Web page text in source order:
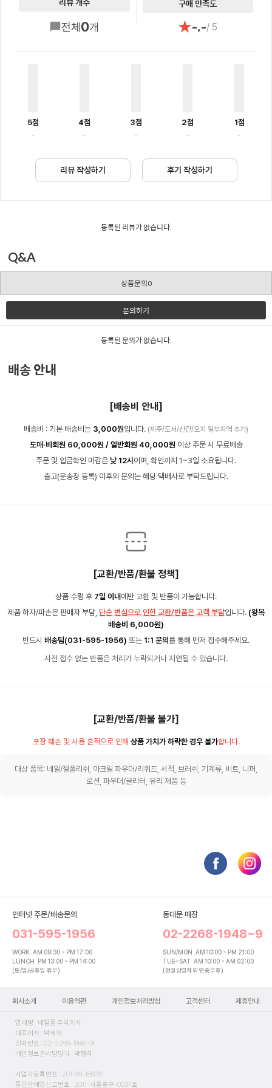
리뷰 개수
전체0개
구매 만족도
★-.-/ 5
5점
-
4점
-
3점
-
2점
-
1점
-
리뷰 작성하기 후기 작성하기
등록된 리뷰가 없습니다.
Q&A
상품문의0
문의하기
등록된 문의가 없습니다.
배송 안내
[배송비 안내]
배송비 : 기본 배송비는 3,000원입니다. (제주/도서/산간/오지 일부지역 추가)
도매·비회원 60,000원 / 일반회원 40,000원 이상 주문 시 무료배송
주문 및 입금확인 마감은 낮 12시 이며, 확인까지 1~3일 소요됩니다.
출고(운송장 등록) 이후의 문의는 해당 택배사로 부탁드립니다.
[교환/반품/환불 정책]
상품 수령 후 7일 이내 에만 교환 및 반품이 가능합니다.
제품 하자/파손은 판매자 부담, 단순 변심으로 인한 교환/반품은 고객 부담입니다. (왕복
배송비 6,000원)
반드시 배송팀(031-595-1956) 또는 1:1 문의 를 통해 먼저 접수해주세요.
사전 접수 없는 반품은 처리가 누락되거나 지연될 수 있습니다.
[교환/반품/환불 불가]
포장 훼손 및 사용 흔적으로 인해 상품 가치가 하락한 경우 불가합니다.
대상 품목: 네일/젤폴리쉬, 아크릴 파우더/리퀴드, 서적, 브러쉬, 기계류, 비트, 니퍼,
로션, 파우더/글리터, 유리 제품 등
인터넷 주문/배송문의
031-595-1956
WORK AM 09:30 ~ PM 17:00
LUNCH PM 13:00 ~ PM 14:00
(토/일/공휴일 휴무)
동대문 매장
02-2268-1948~9
SUN/MON AM 10:00 ~ PM 21:00
TUE~SAT AM 10:00 ~ AM 02:00
(명절당일제외 연중무휴)
회사소개 이용약관 개인정보처리방침 고객센터 제휴안내
업체명 : 네일몰 주식회사
대표이사 : 박세재
전화번호 : 02-2268-1948~9
개인정보관리담당자 : 박형석
사업자등록번호 : 201-86-18878
통신판매업신고번호 : 2011-서울중구-0037호